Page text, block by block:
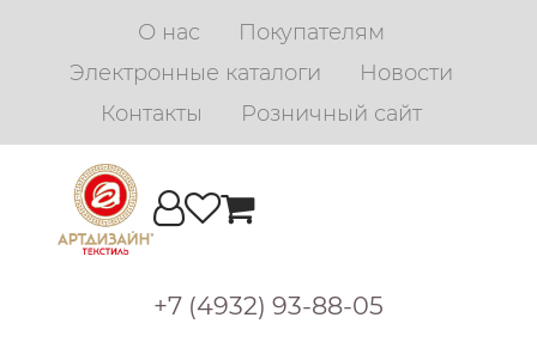
О нас
Покупателям
Электронные каталоги
Новости
Контакты
Розничный сайт
+7 (4932) 93-88-05